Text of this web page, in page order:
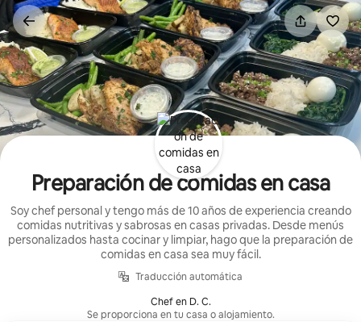
Ir
al
contenido
Preparación de comidas en casa
Soy chef personal y tengo más de 10 años de experiencia creando
comidas nutritivas y sabrosas en casas privadas. Desde menús
personalizados hasta cocinar y limpiar, hago que la preparación de
comidas en casa sea muy fácil.
Traducción automática
Chef en D. C.
Se proporciona en tu casa o alojamiento.